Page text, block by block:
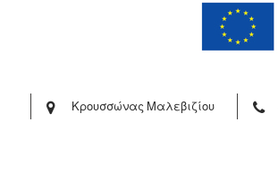
Κρουσσώνας Μαλεβιζίου